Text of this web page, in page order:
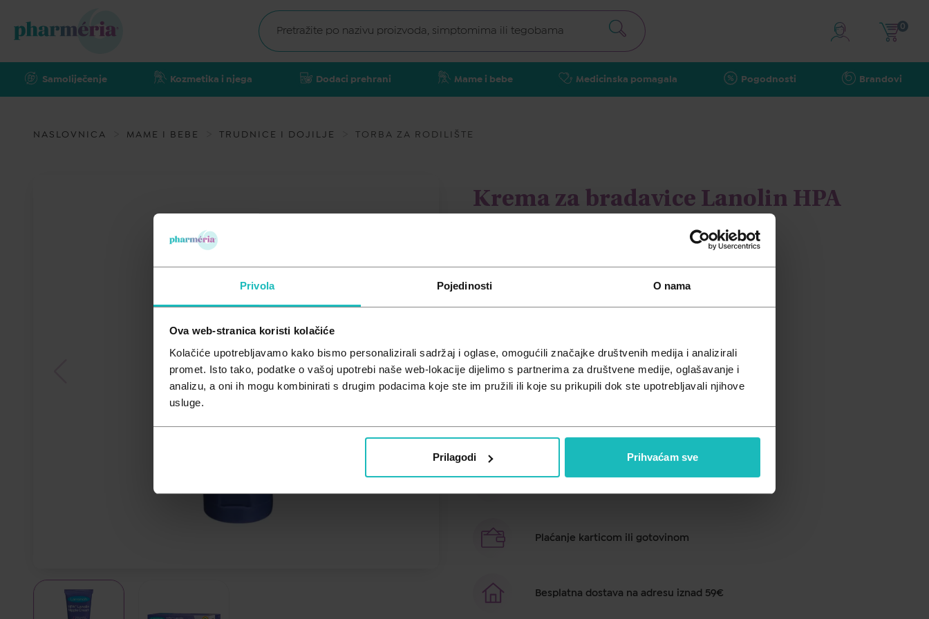
Privola Pojedinosti O nama
Ova web-stranica koristi kolačiće
Kolačiće upotrebljavamo kako bismo personalizirali sadržaj i oglase, omogućili značajke društvenih medija i analizirali
promet. Isto tako, podatke o vašoj upotrebi naše web-lokacije dijelimo s partnerima za društvene medije, oglašavanje i
analizu, a oni ih mogu kombinirati s drugim podacima koje ste im pružili ili koje su prikupili dok ste upotrebljavali njihove
usluge.
Prilagodi Prihvaćam sve
Samoliječenje Kozmetika i njega Dodaci prehrani Mame i bebe Medicinska pomagala Pogodnosti Brandovi
0
NASLOVNICA MAME I BEBE TRUDNICE I DOJILJE TORBA ZA RODILIŠTE
Krema za bradavice Lanolin HPA
20,40 €
zaštita bolnih bradavica kod dojilja
Brza dostava u roku od 1 do 2 dana
Plaćanje karticom ili gotovinom
Besplatna dostava na adresu iznad 59€